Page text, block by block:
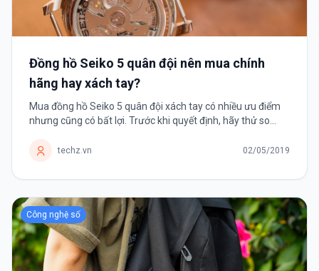
Đồng hồ Seiko 5 quân đội nên mua chính
hãng hay xách tay?
Mua đồng hồ Seiko 5 quân đội xách tay có nhiều ưu điểm
nhưng cũng có bất lợi. Trước khi quyết định, hãy thử so
hãng để tìm ra giải pháp phù hợp với mình.
techz.vn 02/05/2019
Công nghệ số